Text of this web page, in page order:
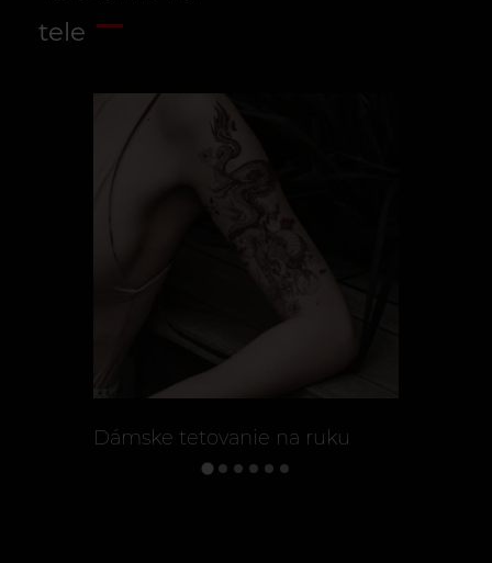
tele
Dámske tetovanie na ruku